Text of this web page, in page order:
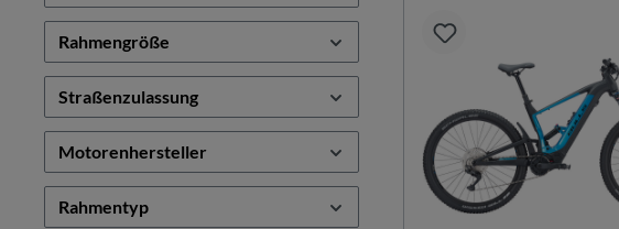
Rahmengröße
Straßenzulassung
Motorenhersteller
Rahmentyp